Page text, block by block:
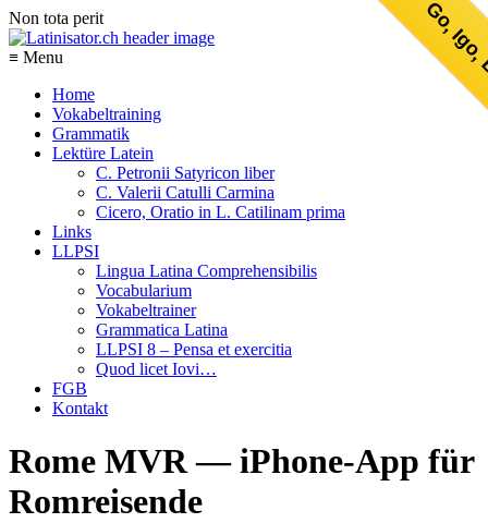
Go,
Non tota perit
≡ Menu
Home
Vokabeltraining
Grammatik
Lektüre Latein
C. Petronii Satyricon liber
C. Valerii Catulli Carmina
Cicero, Oratio in L. Catilinam prima
Links
LLPSI
Lingua Latina Comprehensibilis
Vocabularium
Vokabeltrainer
Grammatica Latina
LLPSI 8 – Pensa et exercitia
Quod licet Iovi…
FGB
Kontakt
Rome MVR — iPhone-App für
Romreisende